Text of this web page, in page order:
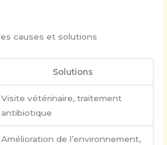
causes et solutions
Solutions
Visite vétérinaire, traitement
antibiotique
Amélioration de l’environnement,